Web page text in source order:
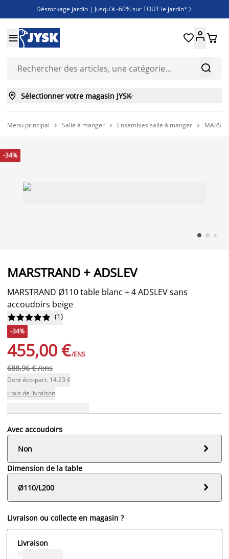
Déstockage jardin | Jusqu'à -60% sur TOUT le jardin* 
Jusqu'à -50% sur une sélection literie
Découvrez les nouveautés de la collection


 
 Sélectionner votre magasin JYSK
Menu principal  Salle à manger  Ensembles salle à manger 
-34%
MARSTRAND + ADSLEV
MARSTRAND Ø110 table blanc + 4 ADSLEV sans
accoudoirs beige





 (1)
-34%
455,00 €/ENS
688,96 € /ens
Dont éco-part. 14.23 €
Frais de livraison
Avec accoudoirs
Non

Dimension de la table
Ø110/L200

Livraison ou collecte en magasin ?
Livraison